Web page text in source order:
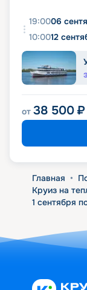
19:0006
10:0012
от 38 500 ₽
Главная •
Круиз на
1 сентября